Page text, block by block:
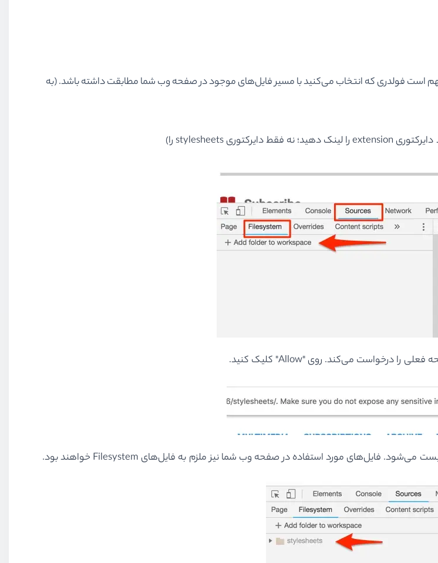
است فولدری که انتخاب می‌کنید با مسیر فایل‌های موجود در صفحه وب شما مطابقت داشته باشد. (به
دایرکتوری extensionرا لینک دهید؛ نه فقط دایرکتوریstylesheets را)
فعلی را درخواست می‌کند. روی "Allow" کلیک کنید.
می‌شود. فایلهای مورد استفاده در صفحه وب شما نیز ملزم به فایلهای Filesystem خواهند بود.